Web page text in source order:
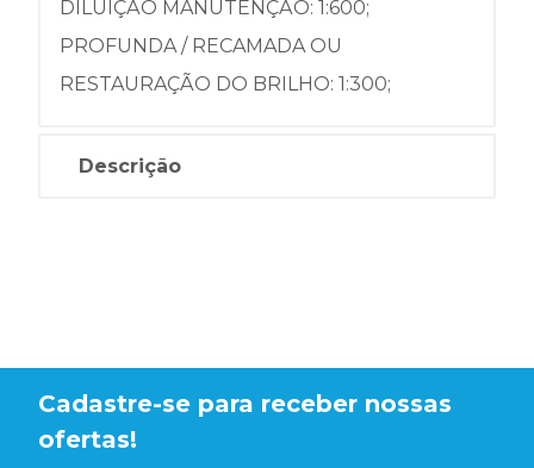
DILUIÇÃO MANUTENÇÃO: 1:600;
PROFUNDA / RECAMADA OU
RESTAURAÇÃO DO BRILHO: 1:300;
Descrição
Cadastre-se para receber nossas
ofertas!